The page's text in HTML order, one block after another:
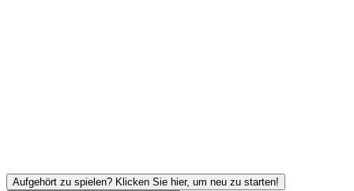
Aufgehört zu spielen? Klicken Sie hier, um neu zu starten!